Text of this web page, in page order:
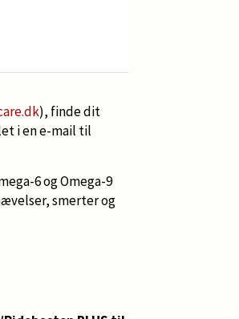
), finde dit
i en e-mail til
6 og Omega-9
smerter og